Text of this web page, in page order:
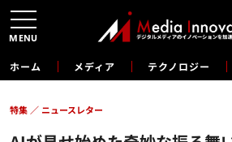
ホーム メディア テクノロジー
特集 ニュースレター
MENU